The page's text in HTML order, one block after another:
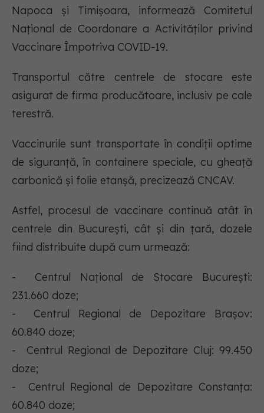
Napoca și Timișoara, informează Comitetul
Național de Coordonare a Activităților privind
Vaccinare Împotriva COVID-19.
Transportul către centrele de stocare este
asigurat de firma producătoare, inclusiv pe cale
terestră.
Vaccinurile sunt transportate în condiții optime
de siguranță, în containere speciale, cu gheață
carbonică și folie etanșă, precizează CNCAV.
Astfel, procesul de vaccinare continuă atât în
centrele din București, cât și din țară, dozele
fiind distribuite după cum urmează:
- Centrul Național de Stocare București:
231.660 doze;
- Centrul Regional de Depozitare Brașov:
60.840 doze;
- Centrul Regional de Depozitare Cluj: 99.450
doze;
- Centrul Regional de Depozitare Constanța:
60.840 doze;